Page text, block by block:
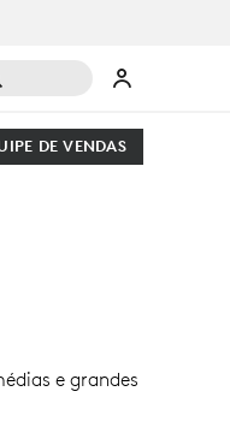
DE VENDAS
e grandes